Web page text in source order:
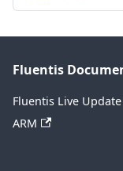
Fluentis
Fluentis Live Update
ARM